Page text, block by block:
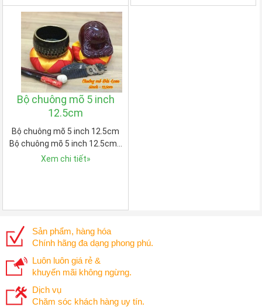
Bộ chuông mõ 5 inch
12.5cm
Bộ chuông mõ 5 inch 12.5cm
Bộ chuông mõ 5 inch 12.5cm…
Xem chi tiết»
Sản phẩm, hàng hóa
Chính hãng đa dạng phong phú.
Luôn luôn giá rẻ &
khuyến mãi không ngừng.
Dịch vụ
Chăm sóc khách hàng uy tín.